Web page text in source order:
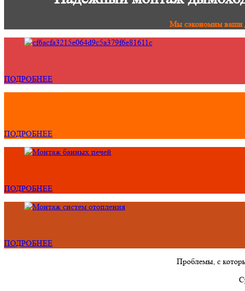
Мы сэкономим ваши
ПОДРОБНЕЕ
ПОДРОБНЕЕ
ПОДРОБНЕЕ
ПОДРОБНЕЕ
Проблемы, с